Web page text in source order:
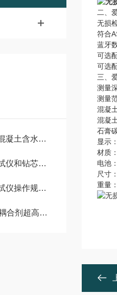
作规范与误差分析
以替代，什么时候不行
测与安全实践指南
测的“声学桥梁”
二、
无损
符合
蓝牙
可选
可选
三、
测量
测量
混凝
混凝
石膏
显示
材质
电池
尺寸
重量